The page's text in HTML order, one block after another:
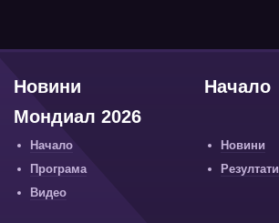
Начало
Новини
Мондиал 2026
Начало
Новини
Програма
Резултати
Видео